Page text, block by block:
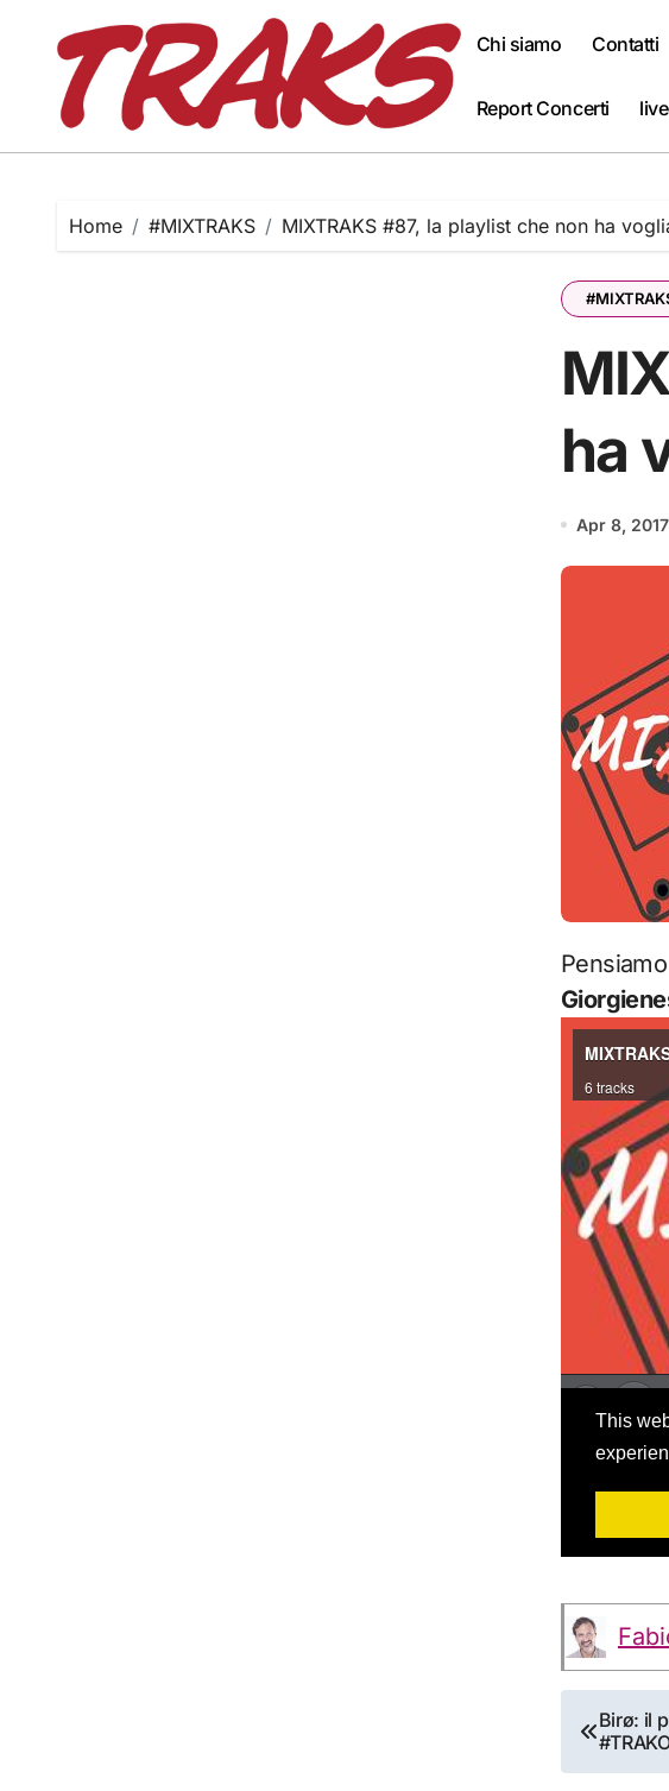
content
Chi siamo Contatti
Report Concerti
Home #MIXTRAKS MIXTRAKS #87, la playlist che non ha
ha
Apr 8, 2017
Birø: il